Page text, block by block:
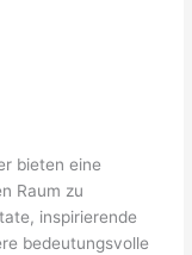
bieten eine
Raum zu
inspirierende
bedeutungsvolle